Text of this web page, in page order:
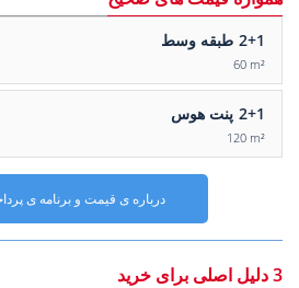
2+1 طبقه وسط
60 m²
2+1 پنت هوس
120 m²
درباره ی قیمت و برنامه ی
3 دلیل اصلی برای خرید